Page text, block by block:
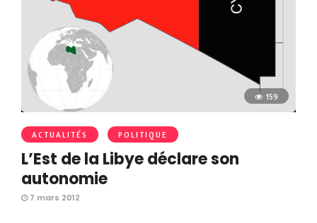
159
ACTUALITÉS POLITIQUE
L’Est de la Libye déclare son
autonomie
7 mars 2012